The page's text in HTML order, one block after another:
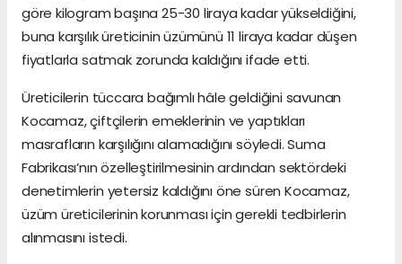
göre kilogram başına 25-30 liraya kadar yükseldiğini,
buna karşılık üreticinin üzümünü 11 liraya kadar düşen
fiyatlarla satmak zorunda kaldığını ifade etti.
Üreticilerin tüccara bağımlı hâle geldiğini savunan
Kocamaz, çiftçilerin emeklerinin ve yaptıkları
masrafların karşılığını alamadığını söyledi. Suma
Fabrikası’nın özelleştirilmesinin ardından sektördeki
denetimlerin yetersiz kaldığını öne süren Kocamaz,
üzüm üreticilerinin korunması için gerekli tedbirlerin
alınmasını istedi.